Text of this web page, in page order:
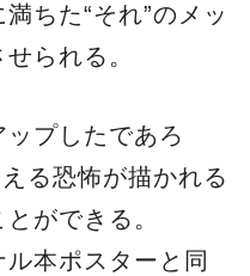
ちた“それ”のメッ
られる。
プしたであろ
る恐怖が描かれる
ができる。
本ポスターと同